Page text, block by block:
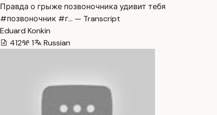
Правда о грыже позвоночника удивит тебя
#позвоночник #г… — Transcript
Eduard Konkin
412
1 Russian